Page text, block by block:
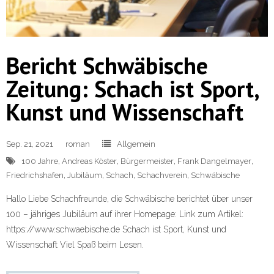
Bericht Schwäbische
Zeitung: Schach ist Sport,
Kunst und Wissenschaft
Sep. 21, 2021 roman
Allgemein
100 Jahre, Andreas Köster, Bürgermeister, Frank Dangelmayer,
Friedrichshafen, Jubiläum, Schach, Schachverein, Schwäbische
Hallo Liebe Schachfreunde, die Schwäbische berichtet über unser
100 – jähriges Jubiläum auf ihrer Homepage: Link zum Artikel:
https://www.schwaebische.de Schach ist Sport, Kunst und
Wissenschaft Viel Spaß beim Lesen.